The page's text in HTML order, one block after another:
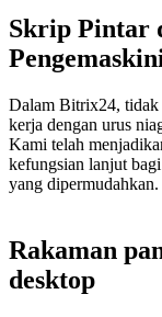
Skrip Pintar
Dalam Bitrix24, tidak
kerja dengan urus
Kami telah
kefungsian lanjut
yang dipermudahkan.
Rakaman
desktop